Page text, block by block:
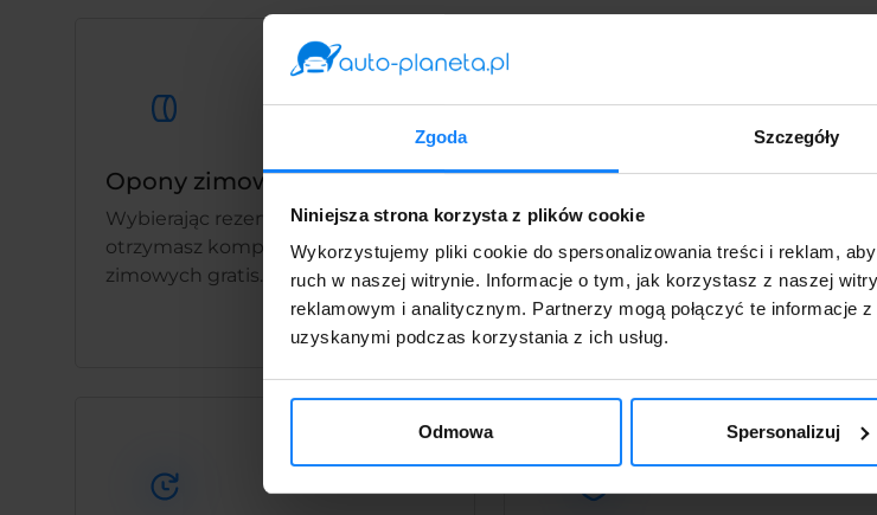
Zgoda Szczegóły
Niniejsza strona korzysta z plików cookie
Wykorzystujemy pliki cookie do spersonalizowania treści i reklam,
ruch w naszej witrynie. Informacje o tym, jak korzystasz z naszej
reklamowym i analitycznym. Partnerzy mogą połączyć te informacje
uzyskanymi podczas korzystania z ich usług.
Odmowa Spersonalizuj
Opony zimowe gratis
Wybierając rezerwację online,
otrzymasz komplet opon
zimowych gratis.
Gwarancja pierwszeństwa
Dzięki rezerwacji online masz
pewność, że Twój pojazd zostanie
zarezerwowany przed innymi
klientami.